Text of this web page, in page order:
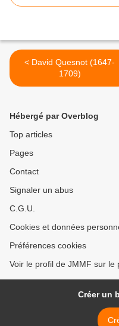
< David Quesnot (1647-
1709)
Hébergé par Overblog
Top articles
Pages
Contact
Signaler un abus
C.G.U.
Cookies et données
Préférences cookies
Voir le profil de JMMF sur le
Créer un